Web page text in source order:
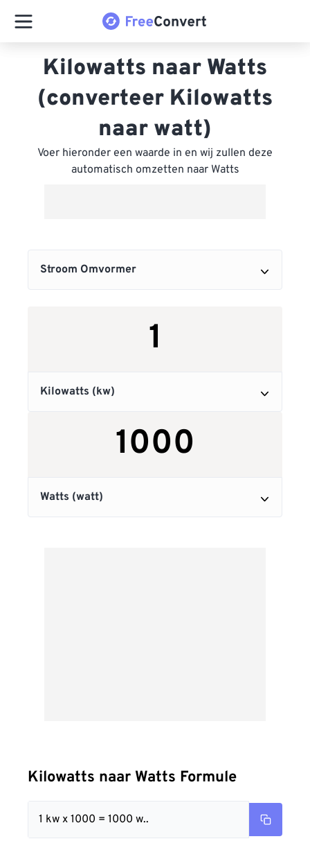
Kilowatts naar Watts
(converteer Kilowatts
naar watt)
Voer hieronder een waarde in en wij zullen deze
automatisch omzetten naar Watts
Kilowatts naar Watts Formule
1 kw x 1000 = 1000 w..